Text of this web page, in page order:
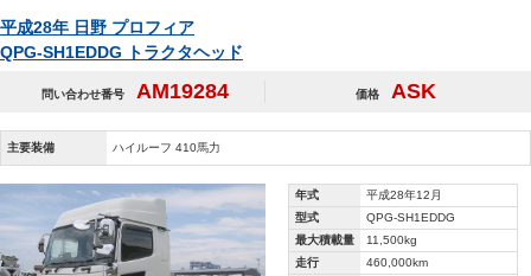
平成28年 日野 プロフィア
QPG-SH1EDDG トラクタヘッド
問い合わせ番号 AM19284 価格 ASK
主要装備 ハイルーフ 410馬力
年式
平成28年12月
型式
QPG-SH1EDDG
最大積載量
11,500kg
走行
460,000km